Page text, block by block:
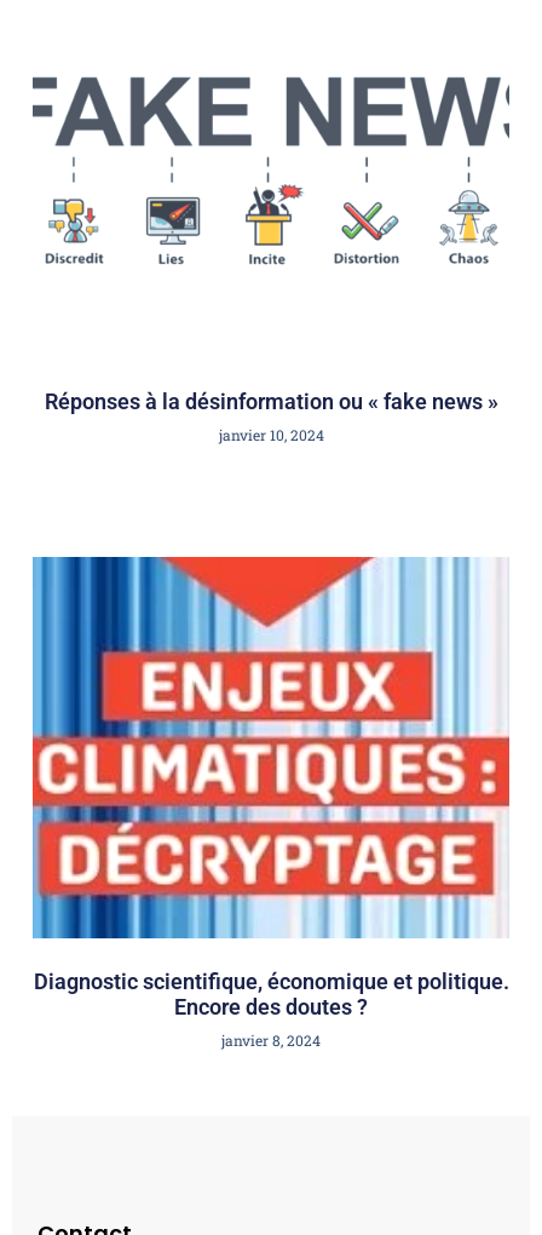
Réponses à la désinformation ou « fake news »
janvier 10, 2024
Diagnostic scientifique, économique et politique.
Encore des doutes ?
janvier 8, 2024